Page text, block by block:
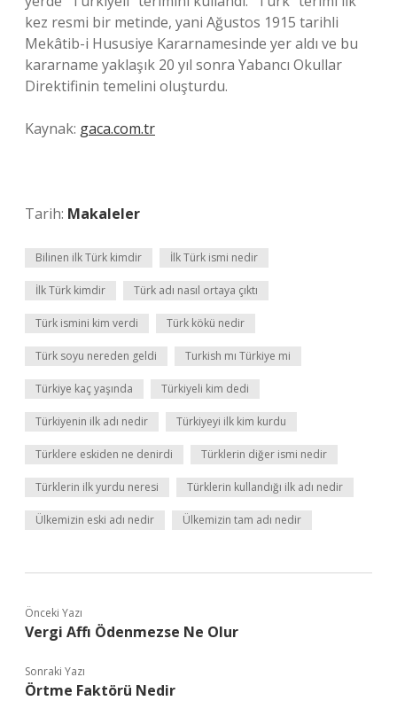
kez resmi bir metinde, yani Ağustos 1915 tarihli
Mekâtib-i Hususiye Kararnamesinde yer aldı ve bu
kararname yaklaşık 20 yıl sonra Yabancı Okullar
Direktifinin temelini oluşturdu.
Kaynak: gaca.com.tr
Tarih: Makaleler
Bilinen ilk Türk kimdir İlk Türk ismi nedir
İlk Türk kimdir Türk adı nasıl ortaya çıktı
Türk ismini kim verdi Türk kökü nedir
Türk soyu nereden geldi Turkish mı Türkiye mi
Türkiye kaç yaşında Türkiyeli kim dedi
Türkiyenin ilk adı nedir Türkiyeyi ilk kim kurdu
Türklere eskiden ne denirdi Türklerin diğer ismi nedir
Türklerin ilk yurdu neresi Türklerin kullandığı ilk adı nedir
Ülkemizin eski adı nedir Ülkemizin tam adı nedir
Önceki Yazı
Vergi Affı Ödenmezse Ne Olur
Sonraki Yazı
Örtme Faktörü Nedir